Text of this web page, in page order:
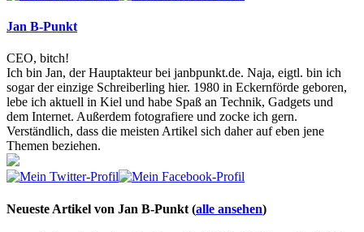
Jan B-Punkt
CEO, bitch!
Ich bin Jan, der Hauptakteur bei janbpunkt.de. Naja, eigtl. bin ich
sogar der einzige Schreiberling hier. 1980 in Eckernförde geboren,
lebe ich aktuell in Kiel und habe Spaß an Technik, Gadgets und
dem Internet. Außerdem fotografiere und zocke ich gern.
Verständlich, dass die meisten Artikel sich daher auf eben jene
Themen beziehen.
Neueste Artikel von Jan B-Punkt (alle ansehen)